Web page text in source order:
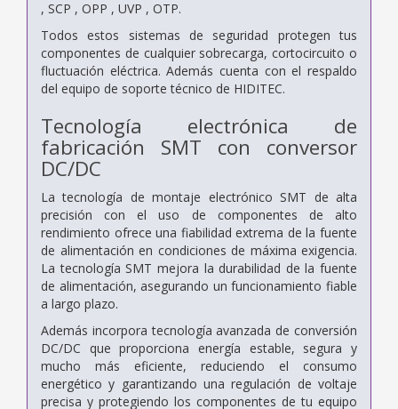
, SCP , OPP , UVP , OTP.
Todos estos sistemas de seguridad protegen tus
componentes de cualquier sobrecarga, cortocircuito o
fluctuación eléctrica. Además cuenta con el respaldo
del equipo de soporte técnico de HIDITEC.
Tecnología electrónica de
fabricación SMT con conversor
DC/DC
La tecnología de montaje electrónico SMT de alta
precisión con el uso de componentes de alto
rendimiento ofrece una fiabilidad extrema de la fuente
de alimentación en condiciones de máxima exigencia.
La tecnología SMT mejora la durabilidad de la fuente
de alimentación, asegurando un funcionamiento fiable
a largo plazo.
Además incorpora tecnología avanzada de conversión
DC/DC que proporciona energía estable, segura y
mucho más eficiente, reduciendo el consumo
energético y garantizando una regulación de voltaje
precisa y protegiendo los componentes de tu equipo